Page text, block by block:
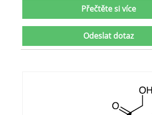
Přečtěte si více
Odeslat dotaz